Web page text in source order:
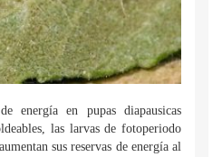
energía en pupas diapausicas
las larvas de fotoperiodo
sus reservas de energía al